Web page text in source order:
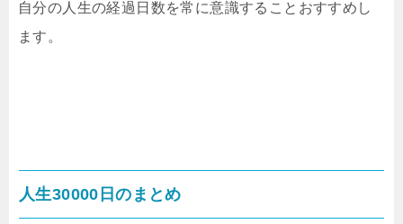
自分の人生の経過日数を常に意識することおすすめし
ます。
人生30000日のまとめ